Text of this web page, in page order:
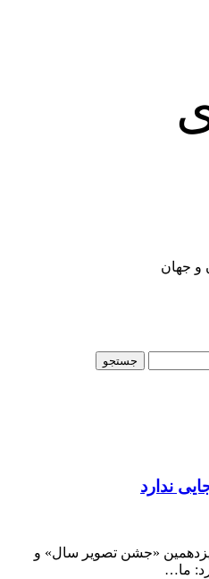
و جهان
ندارد
«جشن تصویر سال» و
ما…